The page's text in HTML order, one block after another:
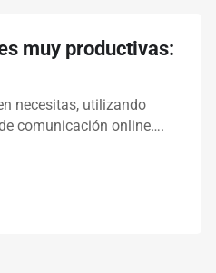
muy productivas:
necesitas, utilizando
comunicación online….